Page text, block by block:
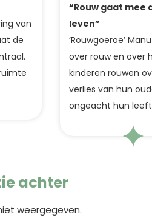
van
de
“Rouw gaat mee
leven”
‘Rouwgoeroe’
over rouw en over
kinderen rouwen
verlies van hun
ongeacht hun
achter
weergegeven.